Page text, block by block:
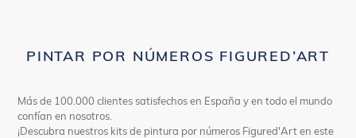
PINTAR POR NÚMEROS FIGURED’ART
Más de 100.000 clientes satisfechos en España y en todo el mundo
confían en nosotros.
¡Descubra nuestros kits de pintura por números Figured'Art en este